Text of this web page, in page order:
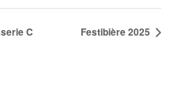
C Festibière 2025